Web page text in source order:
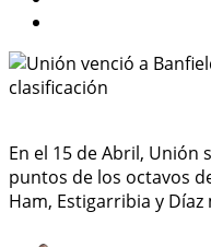
En el 15 de Abril, Unión
puntos de los octavos
Ham, Estigarribia y